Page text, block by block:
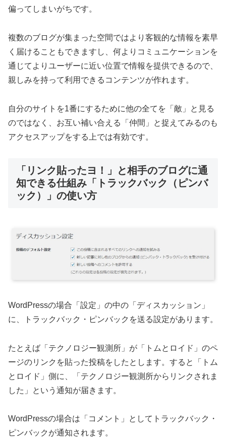
偏ってしまいがちです。
複数のブログが集まった空間ではより客観的な情報を素早
く届けることもできますし、何よりコミュニケーションを
通じてよりユーザーに近い位置で情報を提供できるので、
親しみを持って利用できるコンテンツが作れます。
自分のサイトを1番にするために他の全てを「敵」と見る
のではなく、お互い補い合える「仲間」と捉えてみるのも
アクセスアップをする上では有効です。
「リンク貼ったヨ！」と相手のブログに通
知できる仕組み「トラックバック（ピンバ
ック）」の使い方
WordPressの場合「設定」の中の「ディスカッション」
に、トラックバック・ピンバックを送る設定があります。
たとえば「テクノロジー観測所」が「トムとロイド」のペ
ージのリンクを貼った投稿をしたとします。すると「トム
とロイド」側に、「テクノロジー観測所からリンクされま
した」という通知が届きます。
WordPressの場合は「コメント」としてトラックバック・
ピンバックが通知されます。